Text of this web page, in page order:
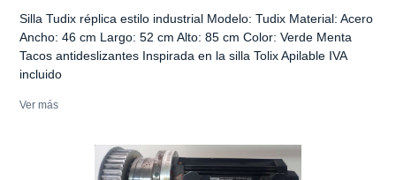
Silla Tudix réplica estilo industrial Modelo: Tudix Material: Acero
Ancho: 46 cm Largo: 52 cm Alto: 85 cm Color: Verde Menta
Tacos antideslizantes Inspirada en la silla Tolix Apilable IVA
incluido
Ver más